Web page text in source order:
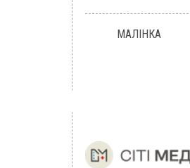
МАЛІНКА